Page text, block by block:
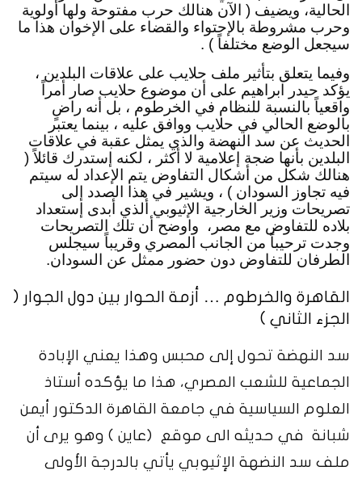
سيجعل الوضع مختلفاً ) .
الطرفان للتفاوض دون حضور ممثل عن السودان.
القاهرة والخرطوم … أزمة الحوار بين دول الجوار (
الجزء الثاني )
سد النهضة تحول إلى محبس وهذا يعني الإبادة
الجماعية للشعب المصري، هذا ما يؤكده أستاذ
العلوم السياسية في جامعة القاهرة الدكتور أيمن
شبانة في حديثه الى موقع (عاين ) وهو يرى أن
ملف سد النضهة الإثيوبي يأتي بالدرجة الأولى